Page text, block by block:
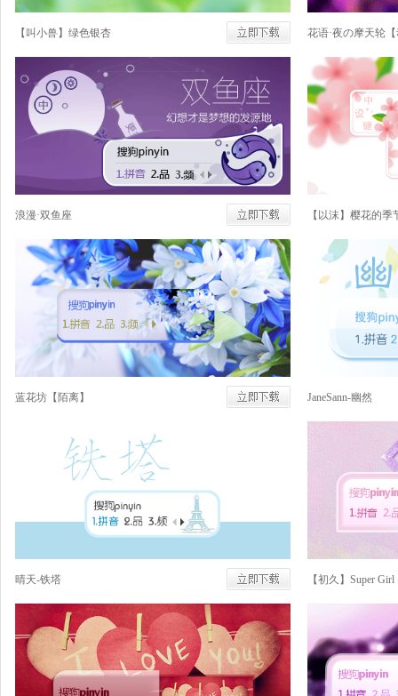
【叫小兽】绿色银杏 花语·夜の摩天轮
浪漫·双鱼座 【以沫】樱花的季
蓝花坊【陌离】 JaneSann-幽然
晴天-铁塔 【初久】Super Girl